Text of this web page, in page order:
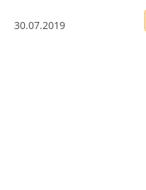
30.07.2019